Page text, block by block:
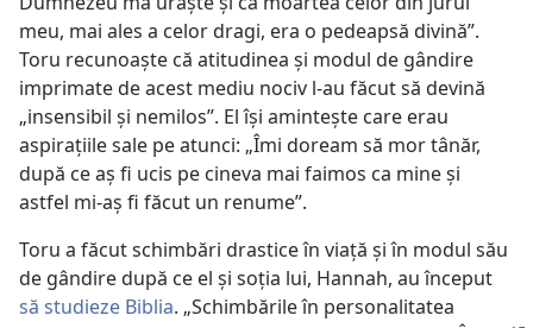
meu, mai ales a celor dragi, era o pedeapsă divină”.
Toru recunoaște că atitudinea și modul de gândire
imprimate de acest mediu nociv l-au făcut să devină
„insensibil și nemilos”. El își amintește care erau
aspirațiile sale pe atunci: „Îmi doream să mor tânăr,
după ce aș fi ucis pe cineva mai faimos ca mine și
astfel mi-aș fi făcut un renume”.
Toru a făcut schimbări drastice în viață și în modul său
de gândire după ce el și soția lui, Hannah, au început
să studieze Biblia. „Schimbările în personalitatea